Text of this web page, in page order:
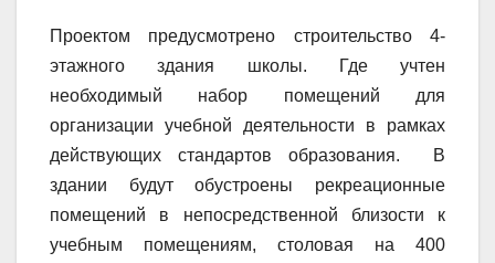
Проектом предусмотрено строительство 4-
этажного здания школы. Где учтен
необходимый набор помещений для
организации учебной деятельности в рамках
действующих стандартов образования. В
здании будут обустроены рекреационные
помещений в непосредственной близости к
учебным помещениям, столовая на 400